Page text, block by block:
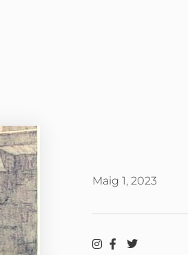
Maig 1, 2023